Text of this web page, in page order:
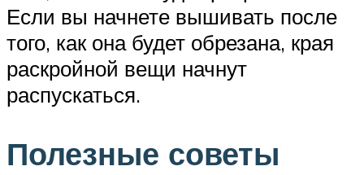
Если вы начнете вышивать после
того, как она будет обрезана, края
раскройной вещи начнут
распускаться.
Полезные советы